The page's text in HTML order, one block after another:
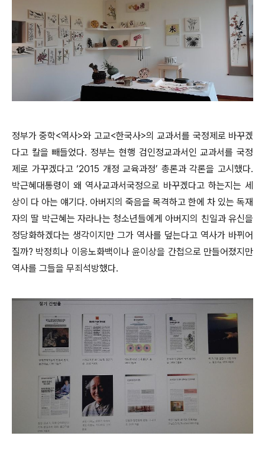
정부가중학<역사>와 고교<한국사>의교과서를 국정제로 바꾸겠
다고 칼을 빼들었다. 정부는 현행 검인정교과서인 교과서를 국정
제로 가꾸겠다고‘2015 개정 교육과정’ 총론과 각론을 고시했다.
박근혜대통령이 왜 역사교과서국정으로 바꾸겠다고 하는지는 세
상이 다 아는 얘기다. 아버지의 죽음을 목격하고 한에 차 있는 독재
자의 딸 박근혜는 자라나는 청소년들에게 아버지의 친일과 유신을
정당화하겠다는 생각이지만 그가 역사를 덮는다고 역사가 바뀌어
질까? 박정희나 이응노화백이나 윤이상을 간첩으로 만들어졌지만
역사를 그들을 무죄석방했다.